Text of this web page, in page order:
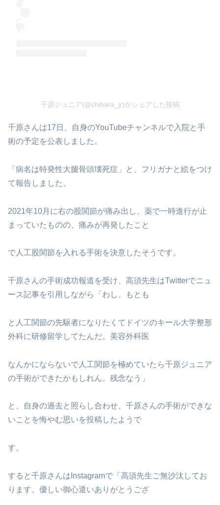
千原ジュニア(@chihara_jr)がシェアした投稿
千原さんは17日、自身のYouTubeチャンネルで入院と手
術の予定を公表しました。
「病名は特発性大腿骨頭壊死症」と、フリガナと絵をつけ
て報告しました。
2021年10月に右の股関節が痛み出し、薬で一時進行が止
まっていたものの、痛みが再発したこと
で人工股関節を入れる手術を決意したそうです。
千原さんの手術成功報道を受け、高須先生はTwitterでニュ
ース記事を引用しながら「わし、もとも
と人工関節の先駆者になりたくてドイツのキール大学整形
外科に研修留学してたんだ。美容外科医
なんかにならないで人工関節を極めていたら千原ジュニア
の手術ができたかもしれん。残念なう」
と、自身の過去と照らし合わせ、千原さんの手術ができな
いことを悔やむ思いを投稿したようで
す。
すると千原さんはInstagramで「高須先生ご無沙汰してお
ります。優しい御心遣いありがとうござ